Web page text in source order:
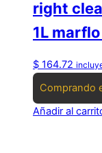
right
1L
$ 164.72
Comprando
Añadir al